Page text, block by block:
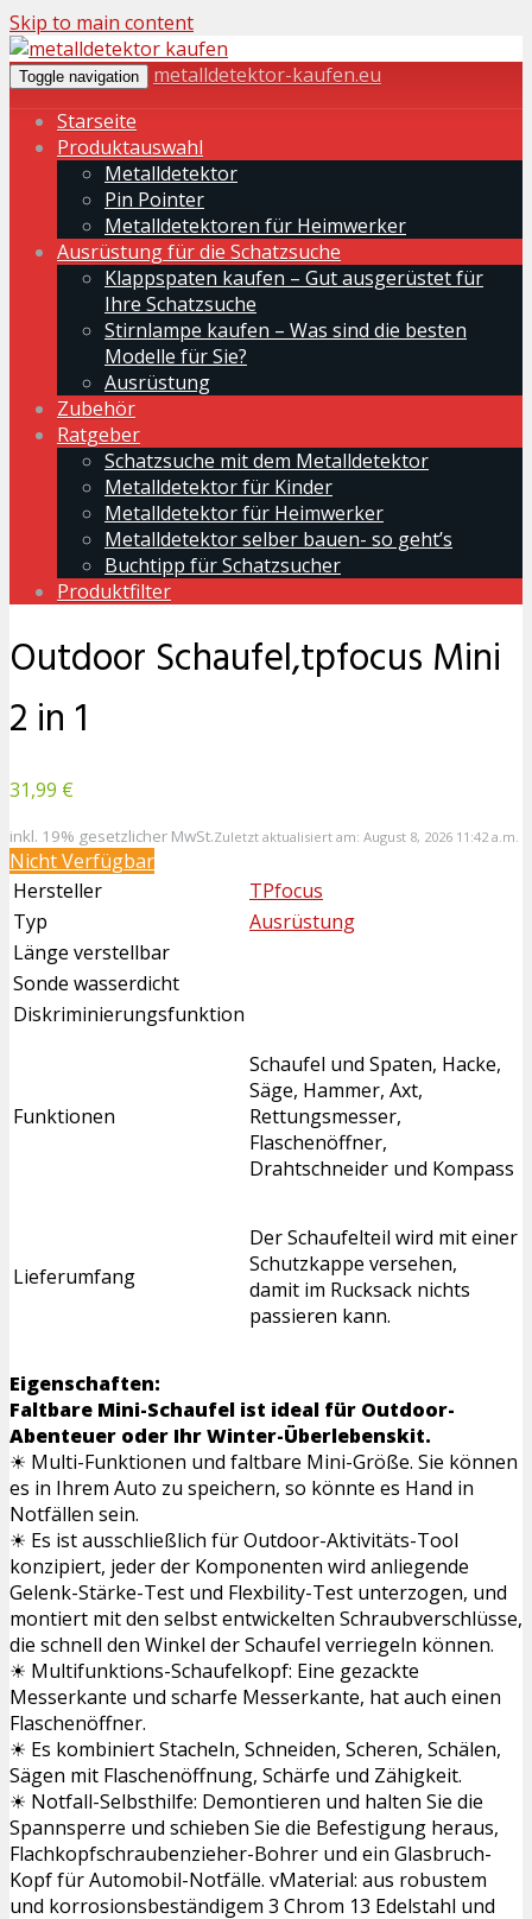
Skip to main content
Toggle navigation
metalldetektor-kaufen.eu
Starseite
Produktauswahl
Metalldetektor
Pin Pointer
Metalldetektoren für Heimwerker
Ausrüstung für die Schatzsuche
Klappspaten kaufen – Gut ausgerüstet für
Ihre Schatzsuche
Stirnlampe kaufen – Was sind die besten
Modelle für Sie?
Ausrüstung
Zubehör
Ratgeber
Schatzsuche mit dem Metalldetektor
Metalldetektor für Kinder
Metalldetektor für Heimwerker
Metalldetektor selber bauen- so geht’s
Buchtipp für Schatzsucher
Produktfilter
Outdoor Schaufel,tpfocus Mini
2 in 1
31,99 €
inkl. 19% gesetzlicher MwSt.Zuletzt aktualisiert am: August 8, 2026 11:42 a.m.
Nicht Verfügbar
Hersteller
TPfocus
Typ
Ausrüstung
Länge verstellbar
Sonde wasserdicht
Diskriminierungsfunktion
Funktionen
Schaufel und Spaten, Hacke,
Säge, Hammer, Axt,
Rettungsmesser,
Flaschenöffner,
Drahtschneider und Kompass
Lieferumfang
Der Schaufelteil wird mit einer
Schutzkappe versehen,
damit im Rucksack nichts
passieren kann.
Eigenschaften:
Faltbare Mini-Schaufel ist ideal für Outdoor-
Abenteuer oder Ihr Winter-Überlebenskit.
☀ Multi-Funktionen und faltbare Mini-Größe. Sie können
es in Ihrem Auto zu speichern, so könnte es Hand in
Notfällen sein.
☀ Es ist ausschließlich für Outdoor-Aktivitäts-Tool
konzipiert, jeder der Komponenten wird anliegende
Gelenk-Stärke-Test und Flexbility-Test unterzogen, und
montiert mit den selbst entwickelten Schraubverschlüsse,
die schnell den Winkel der Schaufel verriegeln können.
☀ Multifunktions-Schaufelkopf: Eine gezackte
Messerkante und scharfe Messerkante, hat auch einen
Flaschenöffner.
☀ Es kombiniert Stacheln, Schneiden, Scheren, Schälen,
Sägen mit Flaschenöffnung, Schärfe und Zähigkeit.
☀ Notfall-Selbsthilfe: Demontieren und halten Sie die
Spannsperre und schieben Sie die Befestigung heraus,
Flachkopfschraubenzieher-Bohrer und ein Glasbruch-
Kopf für Automobil-Notfälle. vMaterial: aus robustem
und korrosionsbeständigem 3 Chrom 13 Edelstahl und